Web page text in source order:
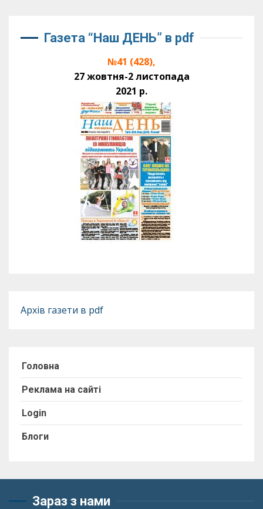
Газета “Наш ДЕНЬ” в pdf
№41 (428),
27 жовтня-2 листопада
2021 р.
Архів газети в pdf
Головна
Реклама на сайті
Login
Блоги
Зараз з нами